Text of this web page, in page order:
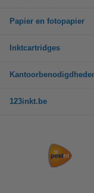
Papier en fotopapier
Inktcartridges
123inkt.be